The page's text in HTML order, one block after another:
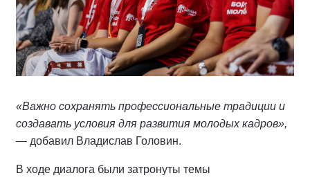
«Важно сохранять профессиональные традиции и
создавать условия для развития молодых кадров»,
— добавил Владислав Головин.
В ходе диалога были затронуты темы